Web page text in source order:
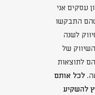
עסקים אני
התבקשו
לשנה
של
מהם לתוצאות
לכל אותם
להשקיע